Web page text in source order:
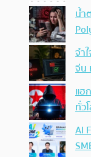
น้ำ
จำ
จีน
แฮ
ทั่ว
AI